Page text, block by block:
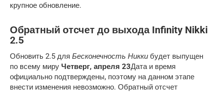
крупное обновление.
Обратный отсчет до выхода Infinity Nikki
2.5
Обновить 2.5 для Бесконечность Никки будет выпущен
по всему миру Четверг, апреля 23Дата и время
официально подтверждены, поэтому на данном этапе
внести изменения невозможно. Обратный отсчет